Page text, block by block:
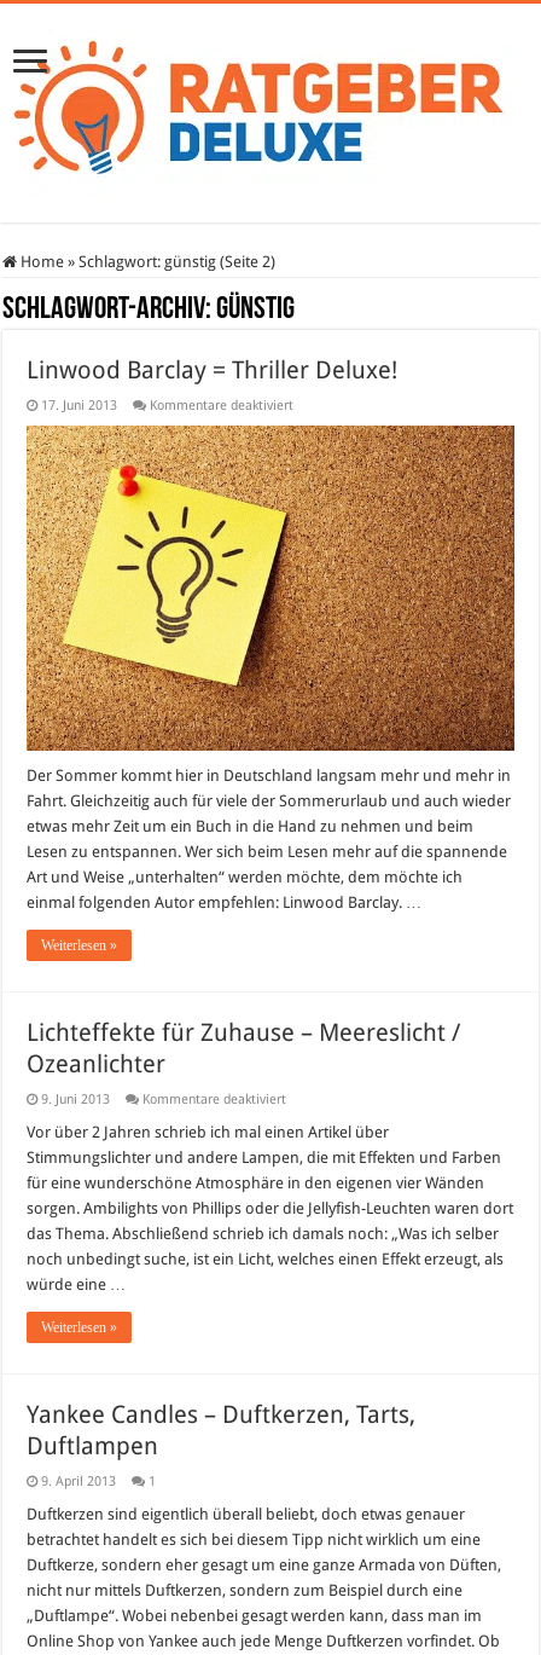
Home » Schlagwort:günstig (Seite 2)
Schlagwort-Archiv:günstig
Linwood Barclay = Thriller Deluxe!
17. Juni 2013 Kommentare deaktiviertfür
Barclay
=
Thriller
Deluxe!
Der Sommer kommt hier in Deutschland langsam mehr und mehr in
Fahrt. Gleichzeitig auch für viele der Sommerurlaub und auch wieder
etwas mehr Zeit um ein Buch in die Hand zu nehmen und beim
Lesen zu entspannen. Wer sich beim Lesen mehr auf die spannende
Art und Weise „unterhalten“ werden möchte, dem möchte ich
einmal folgenden Autor empfehlen: Linwood Barclay. …
Weiterlesen »
Lichteffekte für Zuhause – Meereslicht /
Ozeanlichter
9. Juni 2013 Kommentare deaktiviertfür
für
–
Meereslicht
/
Ozeanlichter
Vor über 2 Jahren schrieb ich mal einen Artikel über
Stimmungslichter und andere Lampen, die mit Effekten und Farben
für eine wunderschöne Atmosphäre in den eigenen vier Wänden
sorgen. Ambilights von Phillips oder die Jellyfish-Leuchten waren dort
das Thema. Abschließend schrieb ich damals noch: „Was ich selber
noch unbedingt suche, ist ein Licht, welches einen Effekt erzeugt, als
würde eine …
Weiterlesen »
Yankee Candles – Duftkerzen, Tarts,
Duftlampen
9. April 2013 1
Duftkerzen sind eigentlich überall beliebt, doch etwas genauer
betrachtet handelt es sich bei diesem Tipp nicht wirklich um eine
Duftkerze, sondern eher gesagt um eine ganze Armada von Düften,
nicht nur mittels Duftkerzen, sondern zum Beispiel durch eine
„Duftlampe“. Wobei nebenbei gesagt werden kann, dass man im
Online Shop von Yankee auch jede Menge Duftkerzen vorfindet. Ob